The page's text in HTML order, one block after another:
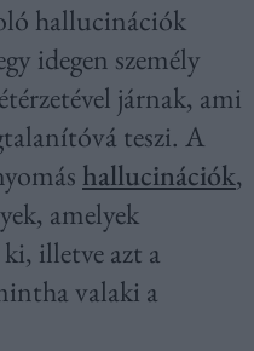
hallucinációk
idegen személy
járnak, ami
teszi. A
hallucinációk,
amelyek
illetve azt a
valaki a